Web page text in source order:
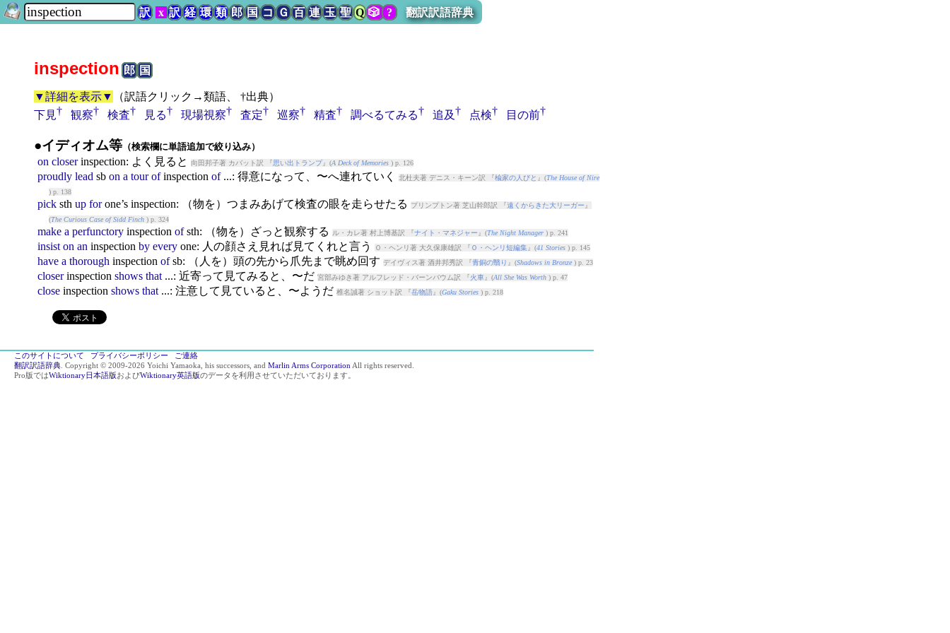
訳 x 訳 経 環 類 郎 国 コ Ｇ 百 連 玉 聖 Q 🎲? 翻訳訳語辞典
inspection郎 国
▼詳細を表示▼ （訳語クリック→類語、 †出典）
下見† 観察† 検査† 見る† 現場視察† 査定† 巡察† 精査† 調べるてみる† 追及† 点検† 目の前†
●イディオム等 （検索欄に単語追加で絞り込み）
on closer inspection: よく見ると 向田邦子著 カバット訳 『思い出トランプ』(A Deck of Memories) p. 126
proudly leadsb on a tour of inspection of...: 得意になって、〜へ連れていく 北杜夫著 デニス・キーン訳 『楡家の人びと 』(The House of Nire
) p. 138
picksth up forone’s inspection: （物を）つまみあげて検査の眼を走らせたる プリンプトン著 芝山幹郎訳 『遠くからきた大リーガー 』
(The Curious Case of Sidd Finch) p. 324
make a perfunctory inspection ofsth: （物を）ざっと観察する ル・カレ著 村上博基訳 『ナイト・マネジャー 』(The Night Manager) p. 241
insist on an inspection by everyone: 人の顔さえ見れば見てくれと言う Ｏ・ヘンリ著 大久保康雄訳 『 Ｏ・ヘンリ短編集』(41 Stories) p. 145
have a thorough inspection ofsb: （人を）頭の先から爪先まで眺め回す デイヴィス著 酒井邦秀訳 『青銅の翳り 』(Shadows in Bronze) p. 23
closer inspection shows that...: 近寄って見てみると、〜だ 宮部みゆき著 アルフレッド・バーンバウム訳 『 火車』(All She Was Worth) p. 47
close inspection shows that...: 注意して見ていると、〜ようだ 椎名誠著 ショット訳 『岳物語』(Gaku Stories) p. 218
このサイトについて プライバシーポリシー
ご連絡
翻訳訳語辞典. Copyright © 2009-2026 Yoichi Yamaoka, his successors, and Marlin Arms CorporationAll rights reserved.
Pro版ではWiktionary日本語版およびWiktionary英語版のデータを利用させていただいております。